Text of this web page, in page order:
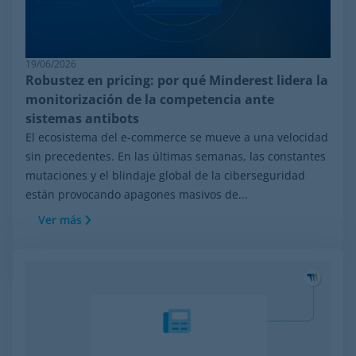
19/06/2026
Robustez en pricing: por qué Minderest lidera la
monitorización de la competencia ante
sistemas antibots
El ecosistema del e-commerce se mueve a una velocidad
sin precedentes. En las últimas semanas, las constantes
mutaciones y el blindaje global de la ciberseguridad
están provocando apagones masivos de...
Ver más